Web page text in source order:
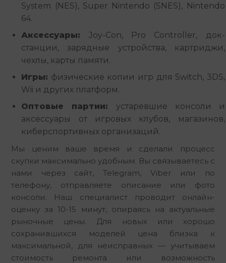
System (NES), Super Nintendo (SNES), Nintendo
64.
Аксессуары: Joy-Con, Pro Controller, док-
станции, зарядные устройства, картриджи,
чехлы, карты памяти.
Игры: физические копии игр для Switch, 3DS,
Wii и других платформ.
Оптовые партии: устаревшие консоли и
аксессуары от игровых клубов, магазинов,
киберспортивных организаций.
Мы ценим ваше время и сделали процесс
скупки максимально удобным. Вы связываетесь с
нами через сайт, Telegram, Viber или по
телефону, отправляете описание или фото
консоли. Наш специалист проводит онлайн-
оценку за 10-15 минут, опираясь на актуальные
рыночные цены. Для новых или хорошо
сохранившихся моделей цена близка к
максимальной, для неисправных — учитываем
стоимость ремонта или возможность